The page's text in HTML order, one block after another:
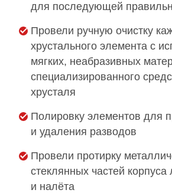
для последующей
Провели ручную очистку
хрустального элемента с
мягких, неабразивных
специализированного
хрусталя
Полировку элементов для
и удаления разводов
Провели протирку
стеклянных частей
и налёта